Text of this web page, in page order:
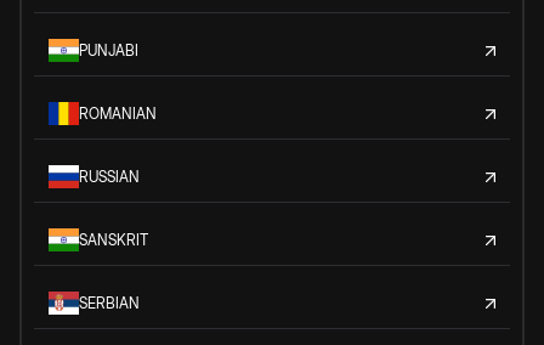
PUNJABI
ROMANIAN
RUSSIAN
SANSKRIT
SERBIAN